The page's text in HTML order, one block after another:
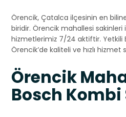
Örencik, Çatalca ilçesinin en
biridir. Örencik mahallesi sakinleri
hizmetlerimiz 7/24 aktiftir. Yetkili
Örencik’de kaliteli ve hızlı hizmet
Örencik
Bosch